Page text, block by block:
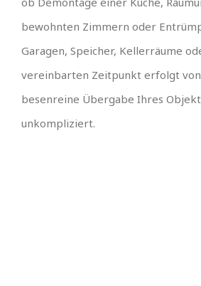
bewohnten Zimmern oder
Garagen, Speicher, Kellerräume
vereinbarten Zeitpunkt erfolgt von
besenreine Übergabe Ihres
unkompliziert.